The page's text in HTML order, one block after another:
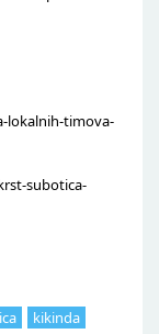
lokalnih-timova-
subotica-
kikinda